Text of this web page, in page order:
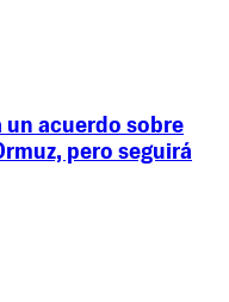
un acuerdo sobre
pero seguirá